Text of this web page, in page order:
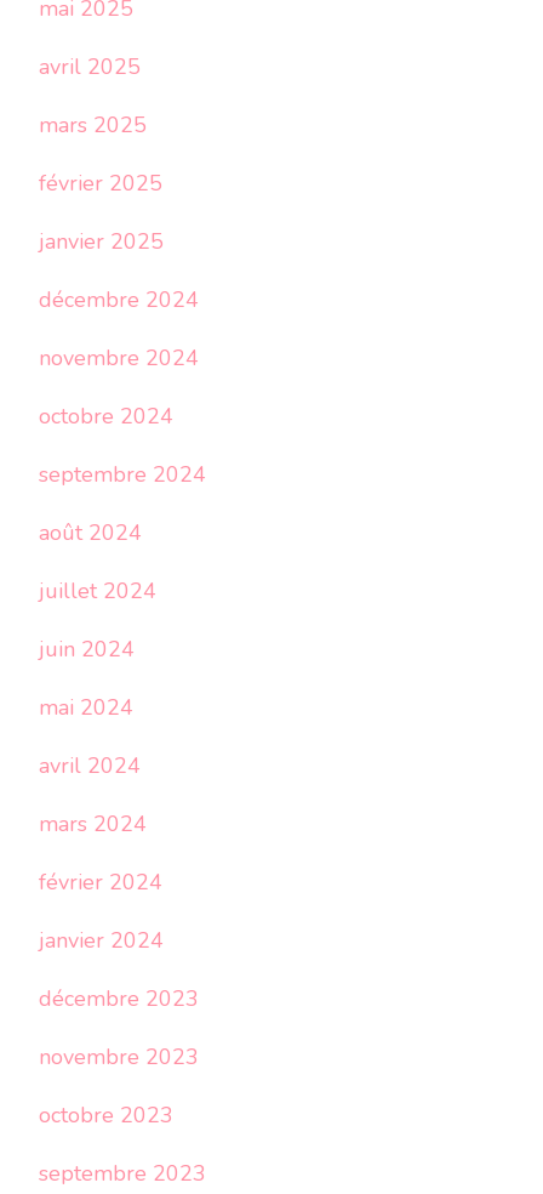
mai 2025
avril 2025
mars 2025
février 2025
janvier 2025
décembre 2024
novembre 2024
octobre 2024
septembre 2024
août 2024
juillet 2024
juin 2024
mai 2024
avril 2024
mars 2024
février 2024
janvier 2024
décembre 2023
novembre 2023
octobre 2023
septembre 2023